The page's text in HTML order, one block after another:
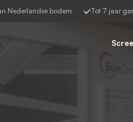
Nederlandse bodem Tot 7 jaar